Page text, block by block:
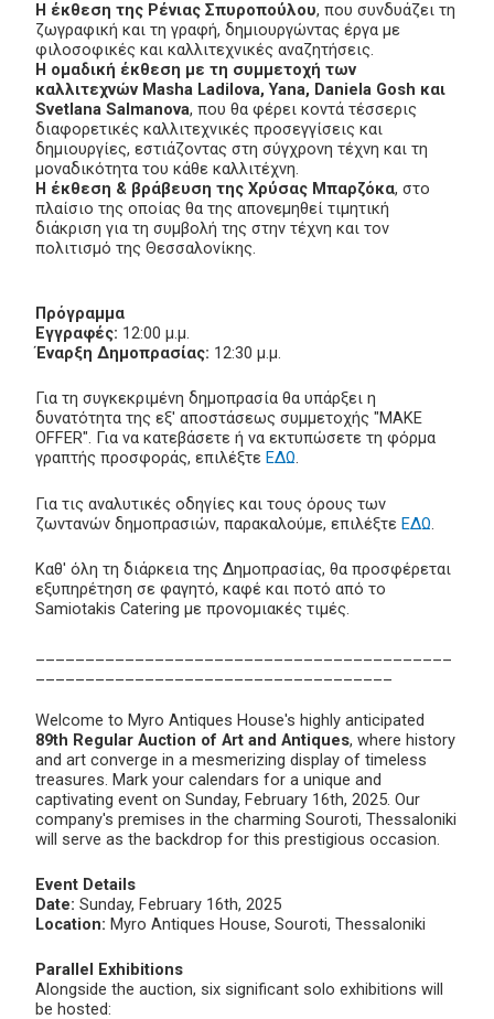
Η έκθεση της Ρένιας Σπυροπούλου, που συνδυάζει τη
ζωγραφική και τη γραφή, δημιουργώντας έργα με
φιλοσοφικές και καλλιτεχνικές αναζητήσεις.
Η ομαδική έκθεση με τη συμμετοχή των
καλλιτεχνών Masha Ladilova, Yana, Daniela Gosh και
Svetlana Salmanova, που θα φέρει κοντά τέσσερις
διαφορετικές καλλιτεχνικές προσεγγίσεις και
δημιουργίες, εστιάζοντας στη σύγχρονη τέχνη και τη
μοναδικότητα του κάθε καλλιτέχνη.
Η έκθεση & βράβευση της Χρύσας Μπαρζόκα, στο
πλαίσιο της οποίας θα της απονεμηθεί τιμητική
διάκριση για τη συμβολή της στην τέχνη και τον
πολιτισμό της Θεσσαλονίκης.
Πρόγραμμα
Εγγραφές: 12:00 μ.μ.
Έναρξη Δημοπρασίας: 12:30 μ.μ.
Για τη συγκεκριμένη δημοπρασία θα υπάρξει η
δυνατότητα της εξ' αποστάσεως συμμετοχής "MAKE
OFFER". Για να κατεβάσετε ή να εκτυπώσετε τη φόρμα
γραπτής προσφοράς, επιλέξτε ΕΔΩ.
Για τις αναλυτικές οδηγίες και τους όρους των
ζωντανών δημοπρασιών, παρακαλούμε, επιλέξτε ΕΔΩ.
Καθ' όλη τη διάρκεια της Δημοπρασίας, θα προσφέρεται
εξυπηρέτηση σε φαγητό, καφέ και ποτό από το
Samiotakis Catering με προνομιακές τιμές.
Welcome to Myro Antiques House's highly anticipated
89th Regular Auction of Art and Antiques, where history
and art converge in a mesmerizing display of timeless
treasures. Mark your calendars for a unique and
captivating event on Sunday, February 16th, 2025. Our
company's premises in the charming Souroti, Thessaloniki
will serve as the backdrop for this prestigious occasion.
Event Details
Date: Sunday, February 16th, 2025
Location: Myro Antiques House, Souroti, Thessaloniki
Parallel Exhibitions
Alongside the auction, six significant solo exhibitions will
be hosted: